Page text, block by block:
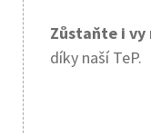
Zůstaňte i vy
díky naší TeP.